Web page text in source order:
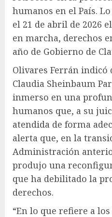
humanos en el País.
el 21 de abril de 2026
en marcha, derechos
año de Gobierno de
Olivares Ferrán indicó
Claudia Sheinbaum
inmerso en una
humanos que, a su
atendida de forma
alerta que, en la
Administración
produjo una
que ha debilitado la
derechos.
“En lo que refiere a